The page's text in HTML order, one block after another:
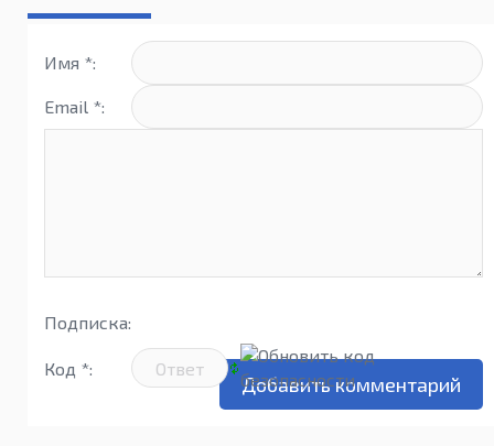
Имя *:
Email *:
Подписка:
Код *: